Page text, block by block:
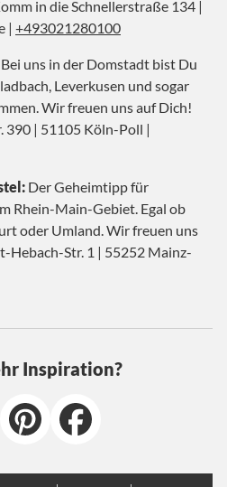
in die Schnellerstraße 134 |
| +493021280100
Bei uns in der Domstadt bist Du
Leverkusen und sogar
Wir freuen uns auf Dich!
390 | 51105 Köln-Poll |
Der Geheimtipp für
Rhein-Main-Gebiet. Egal ob
oder Umland. Wir freuen uns
Hebach-Str. 1 | 55252 Mainz-
Inspiration?